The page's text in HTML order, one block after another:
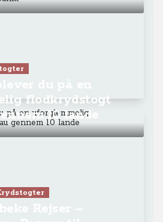
flodkrydstogt
10 lande